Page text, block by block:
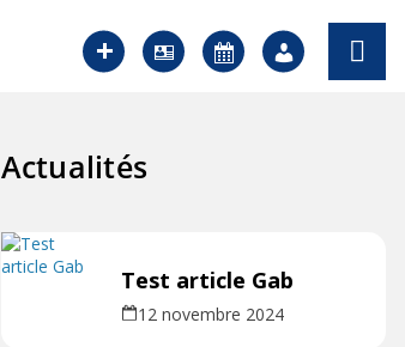
Actualités
Test article Gab
12 novembre 2024